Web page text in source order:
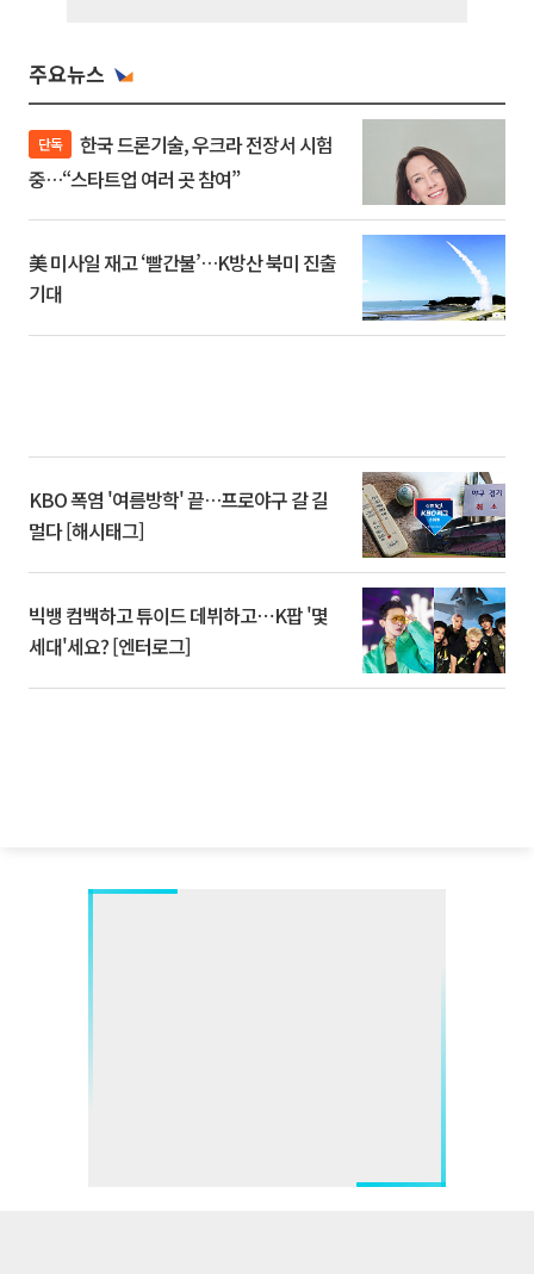
주요뉴스
단독
중…“스타트업 여러 곳 참여”
美 미사일 재고 ‘빨간불’…K방산 북미 진출
기대
KBO 폭염 '여름방학' 끝…프로야구 갈 길
멀다 [해시태그]
빅뱅 컴백하고 튜이드 데뷔하고⋯K팝 '몇
세대'세요? [엔터로그]